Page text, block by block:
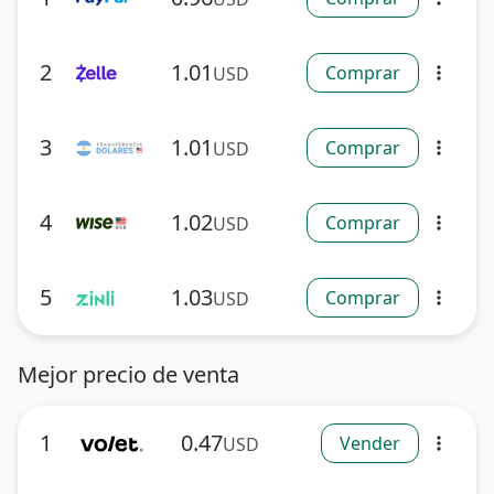
2 1.01 USD Comprar more_vert
3 1.01 USD Comprar more_vert
4 1.02USD Comprar more_vert
5 1.03USD Comprar more_vert
Mejor precio de venta
1 0.47USD Vender more_vert